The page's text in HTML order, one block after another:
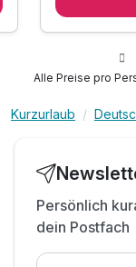
1 x Flasche
inkl.
Alle Preise pro
Kurzurlaub
Persönlich
dein Postfach